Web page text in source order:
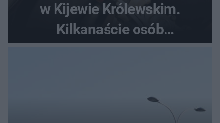
w Kijewie Królewskim.
Kilkanaście osób